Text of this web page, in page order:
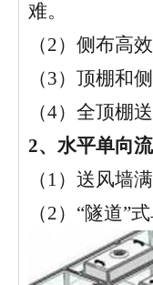
难。
（2）侧布高
（3）顶棚和
（4）全顶棚
2、水平单向
（1）送风墙
（2）“隧道”